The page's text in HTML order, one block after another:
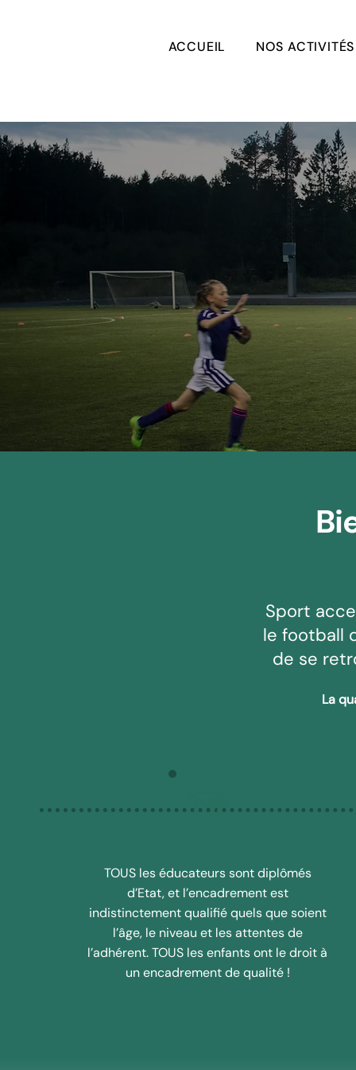
ACCUEIL NOS ACTIVITÉS
Sport
le football
de se
La
TOUS les éducateurs sont diplômés
d’Etat, et l’encadrement est
indistinctement qualifié quels que soient
l’âge, le niveau et les attentes de
l’adhérent. TOUS les enfants ont le droit à
un encadrement de qualité !